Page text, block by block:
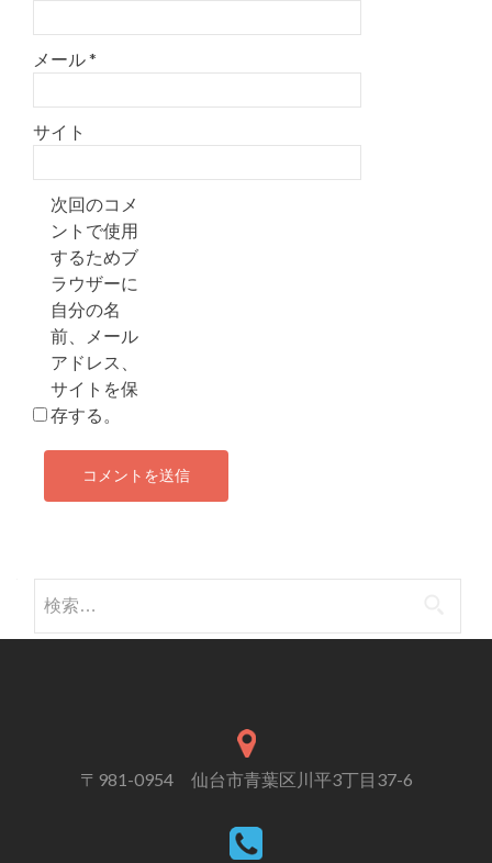
メール*
サイト
次回のコメ
ントで使用
するためブ
ラウザーに
自分の名
前、メール
アドレス、
サイトを保
存する。
〒981-0954 仙台市青葉区川平3丁目37-6